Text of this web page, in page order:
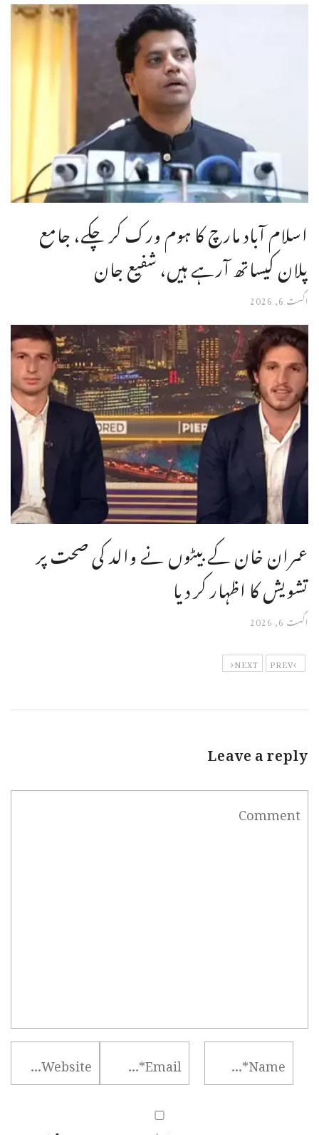
اسلام آباد مارچ کا ہوم ورک کر چکے، جامع
پلان کیساتھ آرہے ہیں، شفیع جان
اگست 6, 2026
عمران خان کے بیٹوں نے والد کی صحت پر
تشویش کا اظہار کر دیا
اگست 6, 2026
PREV
NEXT
Leave a reply